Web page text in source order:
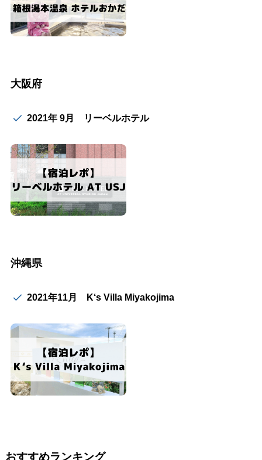
大阪府
2021年 9月 リーベルホテル
沖縄県
2021年11月 K‘s Villa Miyakojima
おすすめランキング